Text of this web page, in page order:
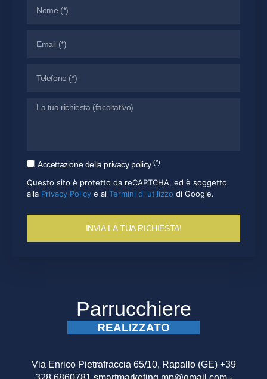
Accettazione della privacy policy(*)
Questo sito è protetto da reCAPTCHA, ed è soggetto
alla Privacy Policy e ai Termini di utilizzo di Google.
INVIA LA TUA RICHIESTA!
Parrucchiere
REALIZZATO
Via Enrico Pietrafraccia 65/10, Rapallo (GE) +39